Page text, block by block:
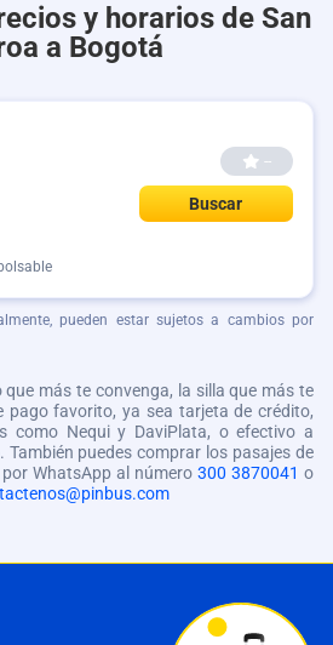
y horarios de San
a Bogotá
--
Buscar
pueden estar sujetos a cambios por
que más te convenga, la silla que más te
pago favorito, ya sea tarjeta de crédito,
como Nequi y DaviPlata, o efectivo a
puedes comprar los pasajes de
WhatsApp al número 300 3870041 o